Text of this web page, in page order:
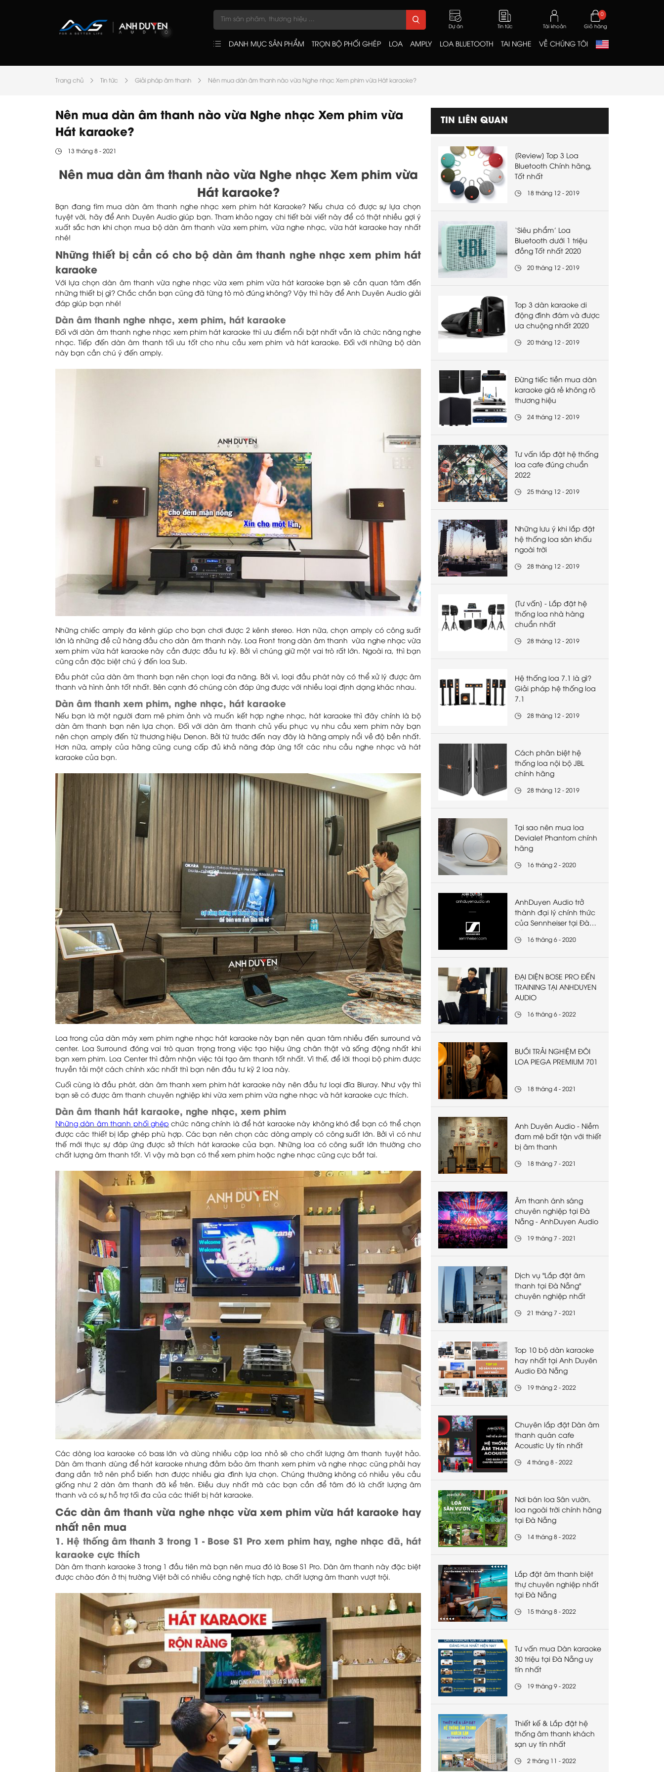
Dự án Tin tức Tài khoản Giỏ hàng
0
DANH MỤC SẢN PHẨM TRỌN BỘ PHỐI GHÉP LOA AMPLY LOA BLUETOOTH TAI NGHE VỀ CHÚNG TÔI
Trang chủ Tin tức Giải pháp âm thanh Nên mua dàn âm thanh nào vừa Nghe nhạc Xem phim vừa Hát karaoke?
Nên mua dàn âm thanh nào vừa Nghe nhạc Xem phim vừa
Hát karaoke?
13 tháng 8 - 2021
Nên mua dàn âm thanh nào vừa Nghe nhạc Xem phim vừa
Hát karaoke?
Bạn đang tìm mua dàn âm thanh nghe nhạc xem phim hát Karaoke? Nếu chưa có được sự lựa chọn
tuyệt vời, hãy để Anh Duyên Audio giúp bạn. Tham khảo ngay chi tiết bài viết này để có thật nhiều gợi ý
xuất sắc hơn khi chọn mua bộ dàn âm thanh vừa xem phim, vừa nghe nhạc, vừa hát karaoke hay nhất
nhé!
Những thiết bị cần có cho bộ dàn âm thanh nghe nhạc xem phim hát
karaoke
Với lựa chọn dàn âm thanh vừa nghe nhạc vừa xem phim vừa hát karaoke bạn sẽ cần quan tâm đến
những thiết bị gì? Chắc chắn bạn cũng đã từng tò mò đúng không? Vậy thì hãy để Anh Duyên Audio giải
đáp giúp bạn nhé!
Dàn âm thanh nghe nhạc, xem phim, hát karaoke
Đối với dàn âm thanh nghe nhạc xem phim hát karaoke thì ưu điểm nổi bật nhất vẫn là chức năng nghe
nhạc. Tiếp đến dàn âm thanh tối ưu tốt cho nhu cầu xem phim và hát karaoke. Đối với những bộ dàn
này bạn cần chú ý đến amply.
Những chiếc amply đa kênh giúp cho bạn chơi được 2 kênh stereo. Hơn nữa, chọn amply có công suất
lớn là những đề cử hàng đầu cho dàn âm thanh này. Loa Front trong dàn âm thanh vừa nghe nhạc vừa
xem phim vừa hát karaoke này cần được đầu tư kỹ. Bởi vì chúng giữ một vai trò rất lớn. Ngoài ra, thì bạn
cũng cần đặc biệt chú ý đến loa Sub.
Đầu phát của dàn âm thanh bạn nên chọn loại đa năng. Bởi vì, loại đầu phát này có thể xử lý được âm
thanh và hình ảnh tốt nhất. Bên cạnh đó chúng còn đáp ứng được với nhiều loại định dạng khác nhau.
Dàn âm thanh xem phim, nghe nhạc, hát karaoke
Nếu bạn là một người đam mê phim ảnh và muốn kết hợp nghe nhạc, hát karaoke thì đây chính là bộ
dàn âm thanh bạn nên lựa chọn. Đối với dàn âm thanh chủ yếu phục vụ nhu cầu xem phim này bạn
nên chọn amply đến từ thương hiệu Denon. Bởi từ trước đến nay đây là hãng amply nổi về độ bền nhất.
Hơn nữa, amply của hãng cũng cung cấp đủ khả năng đáp ứng tốt các nhu cầu nghe nhạc và hát
karaoke của bạn.
Loa trong của dàn máy xem phim nghe nhạc hát karaoke này bạn nên quan tâm nhiều đến surround và
center. Loa Surround đóng vai trò quan trọng trong việc tạo hiệu ứng chân thật và sống động nhất khi
bạn xem phim. Loa Center thì đảm nhận việc tái tạo âm thanh tốt nhất. Vì thế, để lời thoại bộ phim được
truyền tải một cách chính xác nhất thì bạn nên đầu tư kỹ 2 loa này.
Cuối cùng là đầu phát, dàn âm thanh xem phim hát karaoke này nên đầu tư loại đĩa Bluray. Như vậy thì
bạn sẽ có được âm thanh chuyên nghiệp khi vừa xem phim vừa nghe nhạc và hát karaoke cực thích.
Dàn âm thanh hát karaoke, nghe nhạc, xem phim
Những dàn âm thanh phối ghép chức năng chính là để hát karaoke này không khó để bạn có thể chọn
được các thiết bị lắp ghép phù hợp. Các bạn nên chọn các dòng amply có công suất lớn. Bởi vì có như
thế mới thực sự đáp ứng được sở thích hát karaoke của bạn. Những loa có công suất lớn thường cho
chất lượng âm thanh tốt. Vì vậy mà bạn có thể xem phim hoặc nghe nhạc cũng cực bắt tai.
Các dòng loa karaoke có bass lớn và dùng nhiều cặp loa nhỏ sẽ cho chất lượng âm thanh tuyệt hảo.
Dàn âm thanh dùng để hát karaoke nhưng đảm bảo âm thanh xem phim và nghe nhạc cũng phải hay
đang dần trở nên phổ biến hơn được nhiều gia đình lựa chọn. Chúng thường không có nhiều yêu cầu
giống như 2 dàn âm thanh đã kể trên. Điều duy nhất mà các bạn cần để tâm đó là chất lượng âm
thanh và có sự hỗ trợ tối đa của các thiết bị hát karaoke.
Các dàn âm thanh vừa nghe nhạc vừa xem phim vừa hát karaoke hay
nhất nên mua
1. Hệ thống âm thanh 3 trong 1 - Bose S1 Pro xem phim hay, nghe nhạc đã, hát
karaoke cực thích
Dàn âm thanh karaoke 3 trong 1 đầu tiên mà bạn nên mua đó là Bose S1 Pro. Dàn âm thanh này đặc biệt
được chào đón ở thị trường Việt bởi có nhiều công nghệ tích hợp, chất lượng âm thanh vượt trội.
TIN LIÊN QUAN
[Review] Top 3 Loa
Bluetooth Chính hãng,
Tốt nhất
18 tháng 12 - 2019
‘Siêu phẩm’ Loa
Bluetooth dưới 1 triệu
đồng Tốt nhất 2020
20 tháng 12 - 2019
Top 3 dàn karaoke di
động đình đám và được
ưa chuộng nhất 2020
20 tháng 12 - 2019
Đừng tiếc tiền mua dàn
karaoke giá rẻ không rõ
thương hiệu
24 tháng 12 - 2019
Tư vấn lắp đặt hệ thống
loa cafe đúng chuẩn
2022
25 tháng 12 - 2019
Những lưu ý khi lắp đặt
hệ thống loa sân khấu
ngoài trời
28 tháng 12 - 2019
[Tư vấn] - Lắp đặt hệ
thống loa nhà hàng
chuẩn nhất
28 tháng 12 - 2019
Hệ thống loa 7.1 là gì?
Giải pháp hệ thống loa
7.1
28 tháng 12 - 2019
Cách phân biệt hệ
thống loa nội bộ JBL
chính hãng
28 tháng 12 - 2019
Tại sao nên mua loa
Devialet Phantom chính
hãng
16 tháng 2 - 2020
AnhDuyen Audio trở
thành đại lý chính thức
của Sennheiser tại Đà
16 tháng 6 - 2020
ĐẠI DIỆN BOSE PRO ĐẾN
TRAINING TẠI ANHDUYEN
AUDIO
16 tháng 6 - 2022
BUỔI TRẢI NGHIỆM ĐÔI
LOA PIEGA PREMIUM 701
18 tháng 4 - 2021
Anh Duyên Audio - Niềm
đam mê bất tận với thiết
bị âm thanh
18 tháng 7 - 2021
Âm thanh ánh sáng
chuyên nghiệp tại Đà
Nẵng - AnhDuyen Audio
19 tháng 7 - 2021
Dịch vụ "Lắp đặt âm
thanh tại Đà Nẵng"
chuyên nghiệp nhất
21 tháng 7 - 2021
Top 10 bộ dàn karaoke
hay nhất tại Anh Duyên
Audio Đà Nẵng
19 tháng 2 - 2022
Chuyên lắp đặt Dàn âm
thanh quán cafe
Acoustic Uy tín nhất
4 tháng 8 - 2022
Nơi bán loa Sân vườn,
loa ngoài trời chính hãng
tại Đà Nẵng
14 tháng 8 - 2022
Lắp đặt âm thanh biệt
thự chuyên nghiệp nhất
tại Đà Nẵng
15 tháng 8 - 2022
Tư vấn mua Dàn karaoke
30 triệu tại Đà Nẵng uy
tín nhất
19 tháng 9 - 2022
Thiết kế & Lắp đặt hệ
thống âm thanh khách
sạn uy tín nhất
2 tháng 11 - 2022